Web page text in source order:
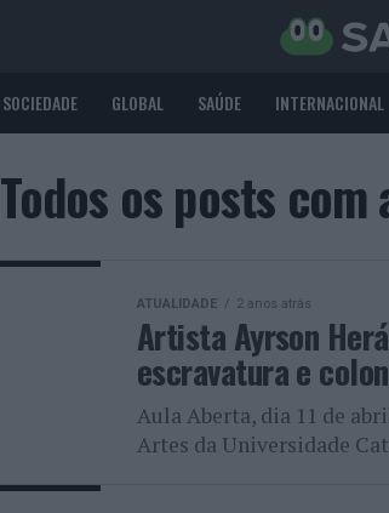
SOCIEDADE GLOBAL SAÚDE INTERNACIONAL
Todos os posts
ATUALIDADE 2 anos atrás
Artista Ayrson
escravatura e
Aula Aberta, dia 11 de
Artes da Universidade